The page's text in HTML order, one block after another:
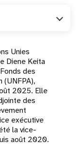
Unies
Diene Keita
des
(UNFPA),
2025. Elle
des
exécutive
la vice-
août 2020.